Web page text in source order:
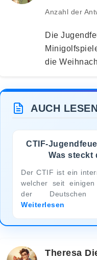
Anzahl der
Die
die
AUCH LESEN
CTIF-
Was steckt
Der CTIF ist ein
welcher seit
der
Weiterlesen
Theresa